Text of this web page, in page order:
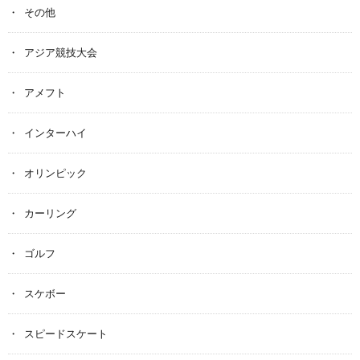
その他
アジア競技大会
アメフト
インターハイ
オリンピック
カーリング
ゴルフ
スケボー
スピードスケート